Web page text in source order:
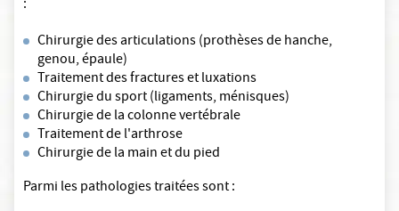
:
Chirurgie des articulations (prothèses de hanche,
genou, épaule)
Traitement des fractures et luxations
Chirurgie du sport (ligaments, ménisques)
Chirurgie de la colonne vertébrale
Traitement de l'arthrose
Chirurgie de la main et du pied
Parmi les pathologies traitées sont :